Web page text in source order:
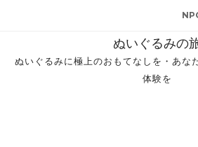
ぬいぐるみの
ぬいぐるみに極上のおもてなしを・あな
体験を